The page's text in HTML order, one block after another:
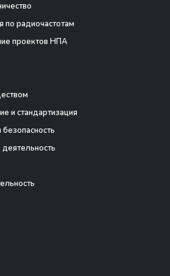
по радиочастотам
проектов НПА
и стандартизация